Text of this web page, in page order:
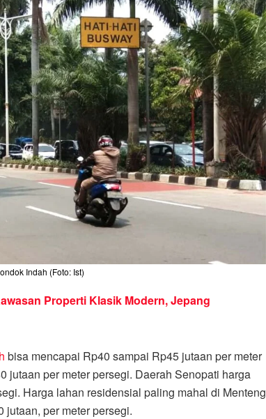
Indah (Foto: Ist)
Properti Klasik Modern, Jepang
bisa mencapai Rp40 sampai Rp45 jutaan per meter
jutaan per meter persegi. Daerah Senopati harga
Harga lahan residensial paling mahal di Menteng
per meter persegi.